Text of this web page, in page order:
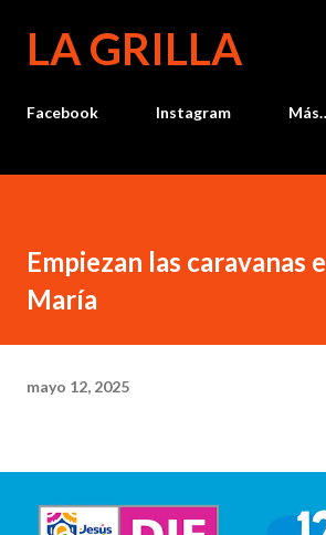
LA GRILLA
Facebook Instagram
Empiezan las caravanas
María
mayo 12, 2025